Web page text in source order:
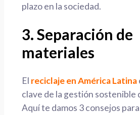
plazo en la sociedad.
3. Separación de
materiales
El reciclaje en América Latina
clave de la gestión sostenible
Aquí te damos 3 consejos